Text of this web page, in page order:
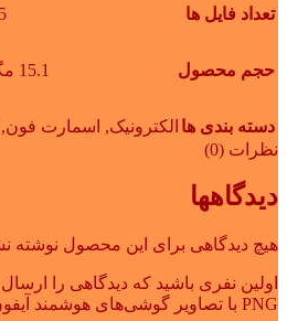
تعداد فایل ها
حجم محصول 15.1 مگابایت
دسته بندی ها الکترونیک, اسمارت فون,
نظرات (0)
دیدگاهها
هیچ دیدگاهی برای این محصول نوشته
اولین نفری باشید که دیدگاهی را
PNG با تصاویر گوشی‌های هوشمند آیفون (iPhone)”